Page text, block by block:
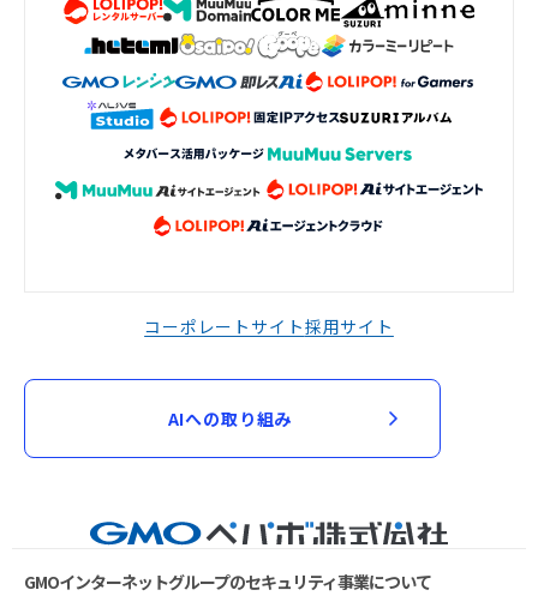
コーポレートサイト採用サイト
AIへの取り組み
GMOインターネットグループのセキュリティ事業について